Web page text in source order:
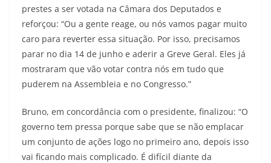
prestes a ser votada na Câmara dos Deputados e
reforçou: “Ou a gente reage, ou nós vamos pagar muito
caro para reverter essa situação. Por isso, precisamos
parar no dia 14 de junho e aderir a Greve Geral. Eles já
mostraram que vão votar contra nós em tudo que
puderem na Assembleia e no Congresso.”
Bruno, em concordância com o presidente, finalizou: “O
governo tem pressa porque sabe que se não emplacar
um conjunto de ações logo no primeiro ano, depois isso
vai ficando mais complicado. É difícil diante da